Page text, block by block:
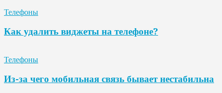
Телефоны
Как удалить виджеты на телефоне?
Телефоны
Из-за чего мобильная связь бывает нестабильна